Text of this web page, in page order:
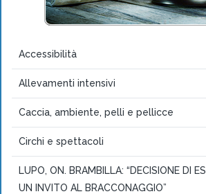
Accessibilità
Allevamenti intensivi
Caccia, ambiente, pelli e pellicce
Circhi e spettacoli
LUPO, ON. BRAMBILLA: “DECISIONE DI
UN INVITO AL BRACCONAGGIO”